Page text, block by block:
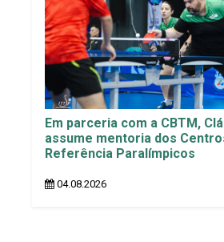
Em parceria com a CBTM,
assume mentoria dos
Referência Paralímpicos
04.08.2026